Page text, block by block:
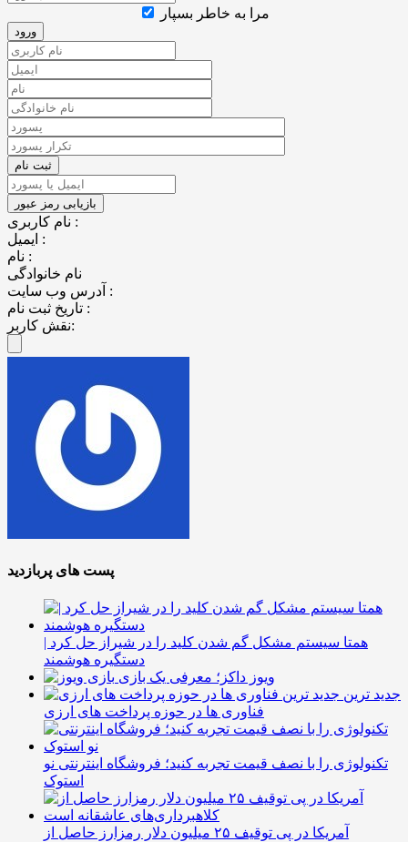
مرا به خاطر بسپار
نام کاربری :
ایمیل :
نام :
نام خانوادگی
آدرس وب سایت :
تاریخ ثبت نام :
نقش کاربر:
پست های پربازدید
همتا سیستم مشکل گم شدن کلید را در شیراز حل کرد |
دستگیره هوشمند
ویوز داکز؛ معرفی یک بازی
جدید ترین
فناوری ها در حوزه پرداخت های ارزی
تکنولوژی را با نصف قیمت تجربه کنید؛ فروشگاه اینترنتی نو
استوک
آمریکا در پی توقیف ۲۵ میلیون دلار رمزارز حاصل از